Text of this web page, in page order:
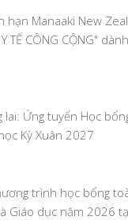
hạn Manaaki New
TẾ CÔNG CỘNG"
lai: Ứng tuyển Học
Kỳ Xuân 2027
trình học bổng
Giáo dục năm 2026